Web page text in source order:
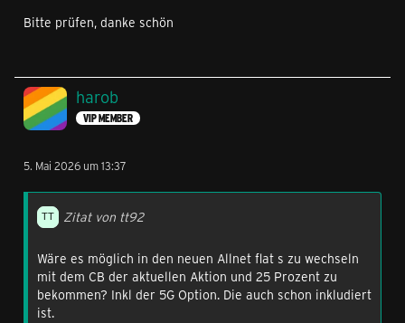
Bitte prüfen, danke schön
harob
VIP MEMBER
5. Mai 2026 um 13:37
Zitat von tt92
Wäre es möglich in den neuen Allnet flat s zu wechseln
mit dem CB der aktuellen Aktion und 25 Prozent zu
bekommen? Inkl der 5G Option. Die auch schon inkludiert
ist.